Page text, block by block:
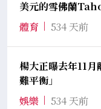
美元的雪佛蘭
體育
534 天前
楊大正曝去年11
難平衡」
娛樂
534 天前